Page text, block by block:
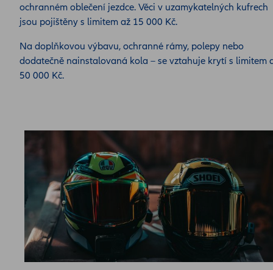
ochranném oblečení jezdce. Věci v uzamykatelných kufrech
jsou pojištěny s limitem až 15 000 Kč.
Na doplňkovou výbavu, ochranné rámy, polepy nebo
dodatečně nainstalovaná kola – se vztahuje krytí s limitem
50 000 Kč.